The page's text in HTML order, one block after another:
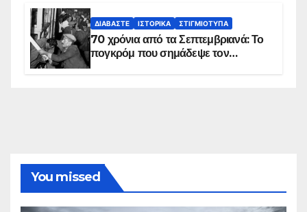
ΔΙΑΒΆΣΤΕ ΙΣΤΟΡΙΚΆ ΣΤΙΓΜΙΌΤΥΠΑ
70 χρόνια από τα Σεπτεμβριανά: Το
πογκρόμ που σημάδεψε τον
You missed